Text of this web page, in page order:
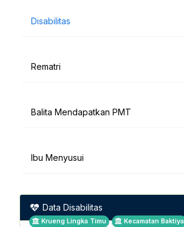
Disabilitas
Rematri
Balita Mendapatkan PMT
Ibu Menyusui
Data Disabilitas
Krueng Lingka Timu
Kecamatan Baktiya